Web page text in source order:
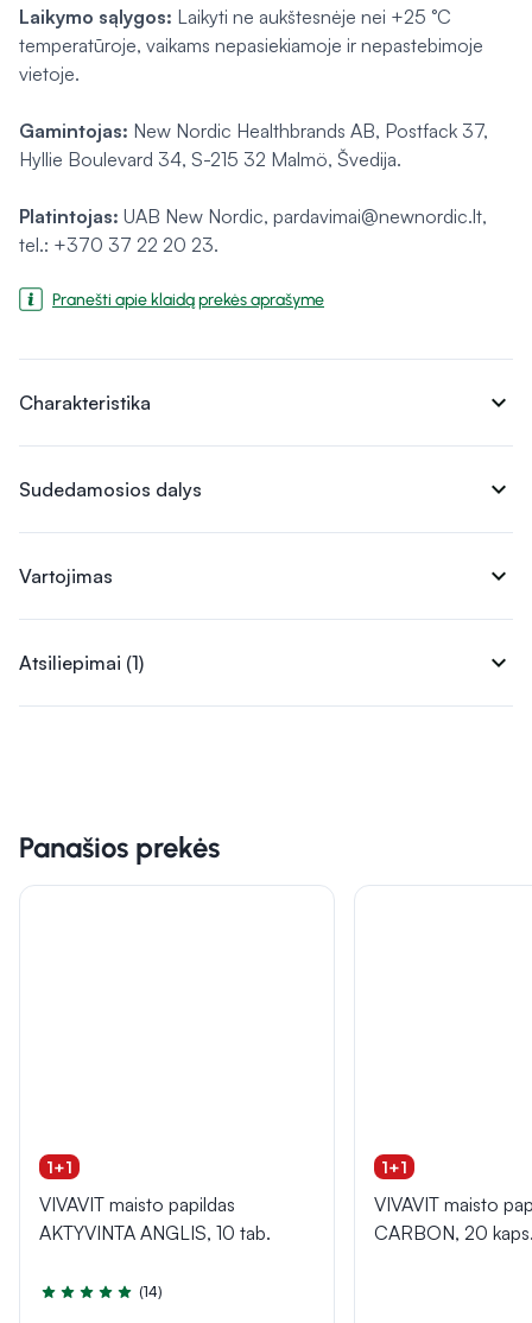
Laikymo sąlygos: Laikyti ne aukštesnėje nei +25 °C
temperatūroje, vaikams nepasiekiamoje ir nepastebimoje
vietoje.
Gamintojas: New Nordic Healthbrands AB, Postfack 37,
Hyllie Boulevard 34, S-215 32 Malmö, Švedija.
Platintojas: UAB New Nordic, pardavimai@newnordic.lt,
tel.: +370 37 22 20 23.
Pranešti apie klaidą prekės aprašyme
Charakteristika expand_more
Sudedamosios dalys expand_more
Vartojimas expand_more
Atsiliepimai (1) expand_more
Panašios prekės
1+1
VIVAVIT maisto papildas
AKTYVINTA ANGLIS, 10 tab.
Įvertinimas 5.0 iš 5
(14)
1+1
VIVAVIT maisto
CARBON, 20